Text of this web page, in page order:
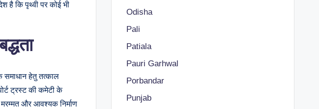
है कि पृथ्वी पर कोई भी
समाधान हेतु तत्काल
ट्रस्ट की कमेटी के
और आवश्यक निर्माण
Odisha
Pali
Patiala
Pauri Garhwal
Porbandar
Punjab